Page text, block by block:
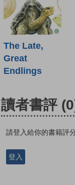
The Late,
Great
Endlings
讀者書評
請登入給你的書籍評
登入